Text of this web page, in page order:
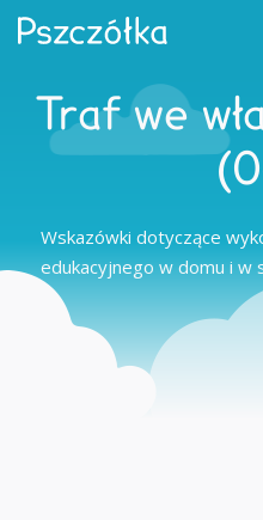
Traf we
Wskazówki dotyczące
edukacyjnego w domu i w